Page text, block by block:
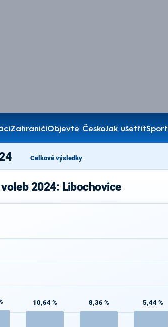
ZahraničíObjevte ČeskoJak ušetřitSport
Celkové výsledky
2024: Libochovice
10,64 % 8,36 % 5,44 %